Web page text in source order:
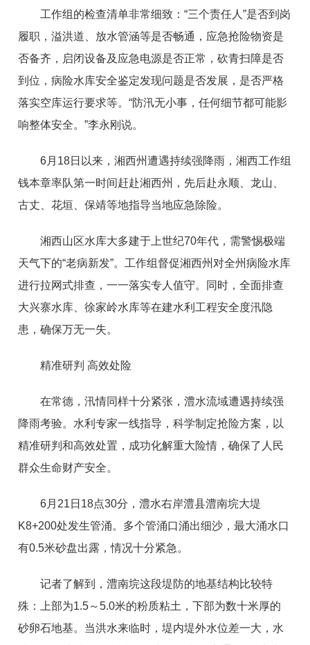
工作组的检查清单非常细致：“三个责任人”是否到岗
履职，溢洪道、放水管涵等是否畅通，应急抢险物资是
否备齐，启闭设备及应急电源是否正常，砍青扫障是否
到位，病险水库安全鉴定发现问题是否发展，是否严格
落实空库运行要求等。“防汛无小事，任何细节都可能影
响整体安全。”李永刚说。
6月18日以来，湘西州遭遇持续强降雨，湘西工作组
钱本章率队第一时间赶赴湘西州，先后赴永顺、龙山、
古丈、花垣、保靖等地指导当地应急除险。
湘西山区水库大多建于上世纪70年代，需警惕极端
天气下的“老病新发”。工作组督促湘西州对全州病险水库
进行拉网式排查，一一落实专人值守。同时，全面排查
大兴寨水库、徐家岭水库等在建水利工程安全度汛隐
患，确保万无一失。
精准研判 高效处险
在常德，汛情同样十分紧张，澧水流域遭遇持续强
降雨考验。水利专家一线指导，科学制定抢险方案，以
精准研判和高效处置，成功化解重大险情，确保了人民
群众生命财产安全。
6月21日18点30分，澧水右岸澧县澧南垸大堤
K8+200处发生管涌。多个管涌口涌出细沙，最大涌水口
有0.5米砂盘出露，情况十分紧急。
记者了解到，澧南垸这段堤防的地基结构比较特
殊：上部为1.5～5.0米的粉质粘土，下部为数十米厚的
砂卵石地基。当洪水来临时，堤内堤外水位差一大，水